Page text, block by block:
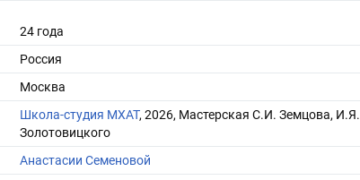
24 года
Россия
Москва
Школа-студия МХАТ, 2026, Мастерская С.И. Земцова, И.Я.
Золотовицкого
Анастасии Семеновой